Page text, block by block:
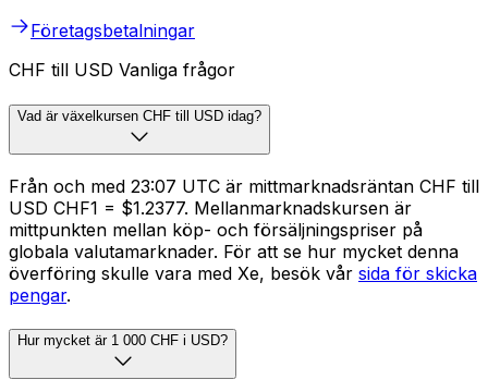
Företagsbetalningar
CHF till USD Vanliga frågor
Vad är växelkursen CHF till USD idag?
Från och med 23:07 UTC är mittmarknadsräntan CHF till
USD CHF1 = $1.2377. Mellanmarknadskursen är
mittpunkten mellan köp- och försäljningspriser på
globala valutamarknader. För att se hur mycket denna
överföring skulle vara med Xe, besök vår sida för skicka
pengar.
Hur mycket är 1 000 CHF i USD?